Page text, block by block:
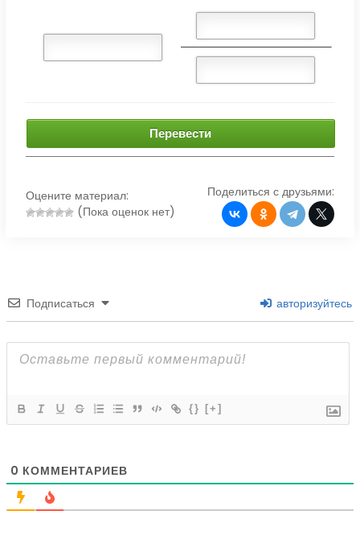
Перевести
Оцените материал:
(Пока оценок нет)
Поделиться с друзьями:
Подписаться авторизуйтесь
{} [+]
0 КОММЕНТАРИЕВ